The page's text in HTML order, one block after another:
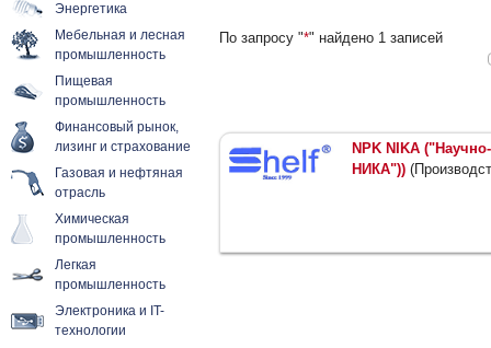
Энергетика
Мебельная и лесная
промышленность
Пищевая
промышленность
Финансовый рынок,
лизинг и страхование
Газовая и нефтяная
отрасль
Химическая
промышленность
Легкая
промышленность
Электроника и IT-
технологии
По запросу "*" найдено 1 записей
NPK NIKA
НИКА"))